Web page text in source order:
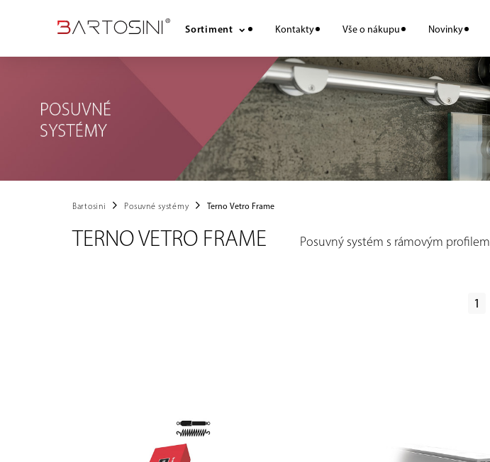
Sortiment Kontakty Vše o nákupu Novinky
Bartosini chevron_right Posuvné systémy chevron_right Terno Vetro Frame
TERNO VETRO FRAME Posuvný systém s rámovým profilem
1